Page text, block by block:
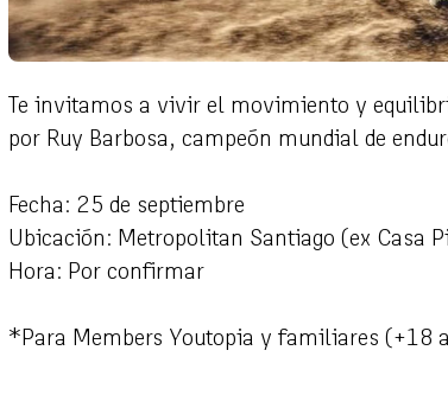
Te invitamos a vivir el movimiento y
por Ruy Barbosa, campeón mundial de
Fecha: 25 de septiembre
Ubicación: Metropolitan Santiago (ex Casa
Hora: Por confirmar
*Para Members Youtopia y familiares (+18